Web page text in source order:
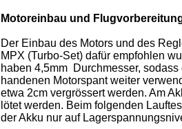
Motoreinbau und
Der Einbau des Motors und des
MPX (Turbo-Set) dafür empfohlen
haben 4,5mm Durchmesser,
handenen Motorspant weiter
etwa 2cm vergrössert werden. Am
lötet werden. Beim folgenden
der Akku nur auf